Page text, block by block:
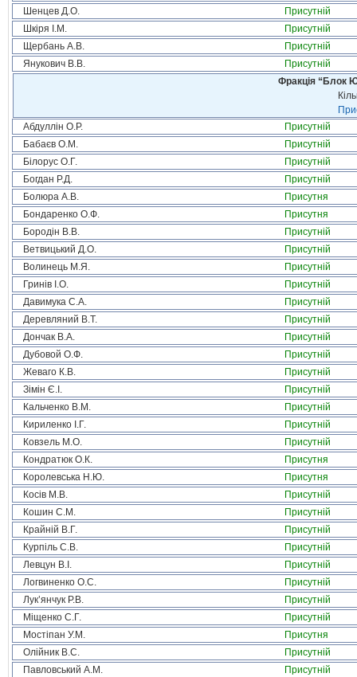
Шенцев Д.О.
Присутній
Шкіря І.М.
Присутній
Щербань А.В.
Присутній
Янукович В.В.
Присутній
Фракція “Блок
Абдуллін О.Р.
Присутній
Бабаєв О.М.
Присутній
Білорус О.Г.
Присутній
Богдан Р.Д.
Присутній
Болюра А.В.
Присутня
Бондаренко О.Ф.
Присутня
Бородін В.В.
Присутній
Ветвицький Д.О.
Присутній
Волинець М.Я.
Присутній
Гринів І.О.
Присутній
Давимука С.А.
Присутній
Деревляний В.Т.
Присутній
Дончак В.А.
Присутній
Дубовой О.Ф.
Присутній
Жеваго К.В.
Присутній
Зімін Є.І.
Присутній
Кальченко В.М.
Присутній
Кириленко І.Г.
Присутній
Ковзель М.О.
Присутній
Кондратюк О.К.
Присутня
Королевська Н.Ю.
Присутня
Косів М.В.
Присутній
Кошин С.М.
Присутній
Крайній В.Г.
Присутній
Курпіль С.В.
Присутній
Левцун В.І.
Присутній
Логвиненко О.С.
Присутній
Лук’янчук Р.В.
Присутній
Міщенко С.Г.
Присутній
Мостіпан У.М.
Присутня
Олійник В.С.
Присутній
Павловський А.М.
Присутній